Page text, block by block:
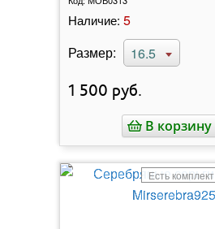
Наличие: 5
Размер:
16.5
1 500 руб.
В корзину
Есть комплект